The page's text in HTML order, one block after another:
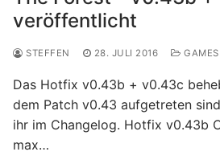
veröffentlicht
STEFFEN 28. JULI 2016 GAMES
Das Hotfix v0.43b + v0.43c
dem Patch v0.43 aufgetreten
ihr im Changelog. Hotfix v0.43b
max…